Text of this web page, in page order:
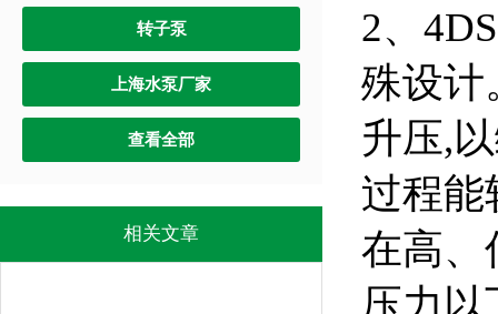
转子泵
上海水泵厂家
查看全部
相关文章
2、
殊设计
升压,
过程能
在高、
压力